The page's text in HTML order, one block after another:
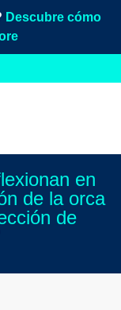
Descubre cómo
en
de la orca
de